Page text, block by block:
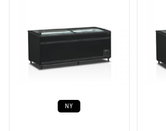
NY